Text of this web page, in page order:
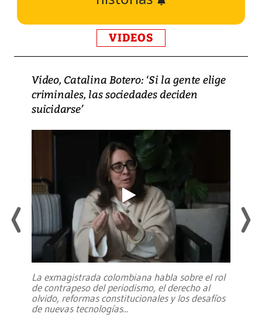
VIDEOS
Video, Catalina Botero: ‘Si la gente elige
criminales, las sociedades deciden
suicidarse’
La exmagistrada colombiana habla sobre el rol
de contrapeso del periodismo, el derecho al
olvido, reformas constitucionales y los desafíos
de nuevas tecnologías...